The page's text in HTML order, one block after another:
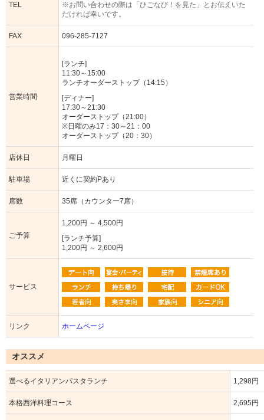
TEL
※お問い合わせの際は「ひごなび！を見た」とお伝えいた
だければ幸いです。
FAX 096-285-7127
営業時間
[ランチ]
11:30～15:00
ランチオーダーストップ（14:15）
[ディナー]
17:30～21:30
オーダーストップ（21:00）
※日曜のみ17：30～21：00
オーダーストップ（20：30）
店休日 月曜日
駐車場 近くに契約Pあり
席数 35席（カウンター7席）
ご予算
1,200円 ～ 4,500円
[ランチ予算]
1,200円 ～ 2,600円
サービス
リンク ホームページ
オススメ
選べるイタリアンパスタランチ 1,298円
本格西洋料理コース 2,695円